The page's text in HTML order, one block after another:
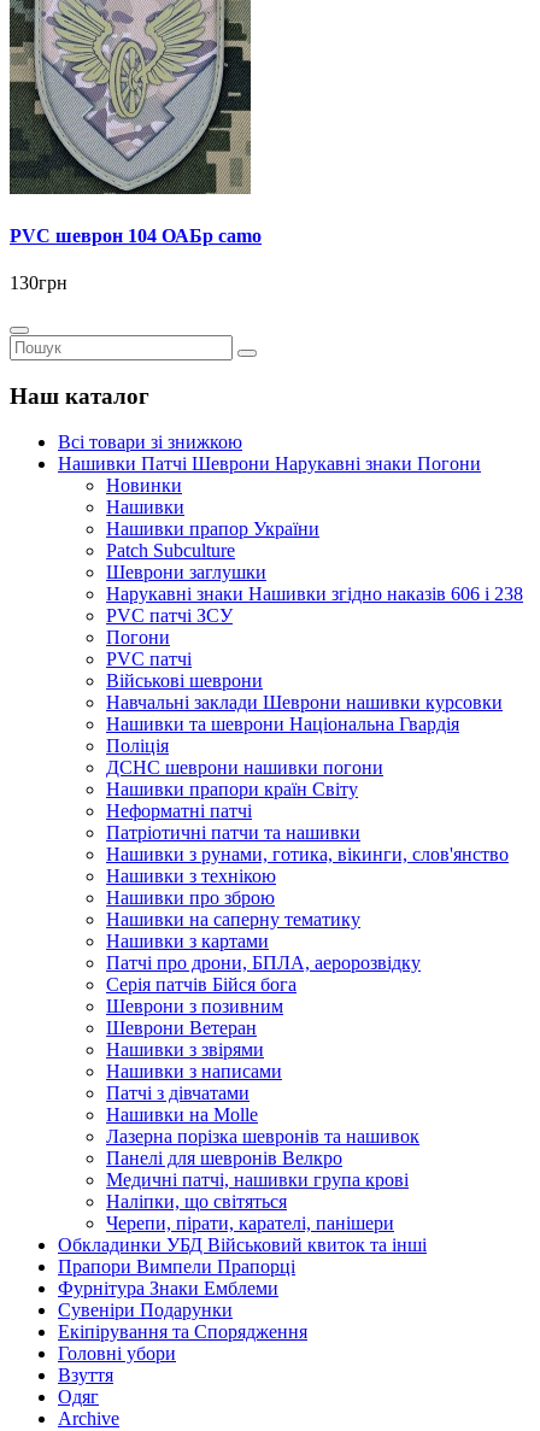
PVC шеврон 104 ОАБр camo
130грн
Наш каталог
Всі товари зі знижкою
Нашивки Патчі Шеврони Нарукавні знаки Погони
Новинки
Нашивки
Нашивки прапор України
Рatch Subculture
Шеврони заглушки
Нарукавні знаки Нашивки згідно наказів 606 і 238
PVC патчі ЗСУ
Погони
PVC патчі
Військові шеврони
Навчальні заклади Шеврони нашивки курсовки
Нашивки та шеврони Національна Гвардія
Поліція
ДСНС шеврони нашивки погони
Нашивки прапори країн Світу
Неформатні патчі
Патріотичні патчи та нашивки
Нашивки з рунами, готика, вікинги, слов'янство
Нашивки з технікою
Нашивки про зброю
Нашивки на саперну тематику
Нашивки з картами
Патчі про дрони, БПЛА, аеророзвідку
Серія патчів Бійся бога
Шеврони з позивним
Шеврони Ветеран
Нашивки з звірями
Нашивки з написами
Патчі з дівчатами
Нашивки на Molle
Лазерна порізка шевронів та нашивок
Панелі для шевронів Велкро
Медичні патчі, нашивки група крові
Наліпки, що світяться
Черепи, пірати, карателі, панішери
Обкладинки УБД Військовий квиток та інші
Прапори Вимпели Прапорці
Фурнітура Знаки Емблеми
Сувеніри Подарунки
Екіпірування та Спорядження
Головні убори
Взуття
Одяг
Archive